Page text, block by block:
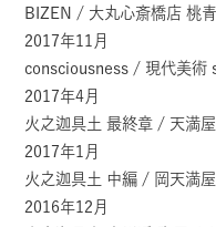
BIZEN / 大丸心斎橋店 桃
2017年11月
consciousness / 現代美術
2017年4月
火之迦具土 最終章 / 天満
2017年1月
火之迦具土 中編 / 岡天満
2016年12月